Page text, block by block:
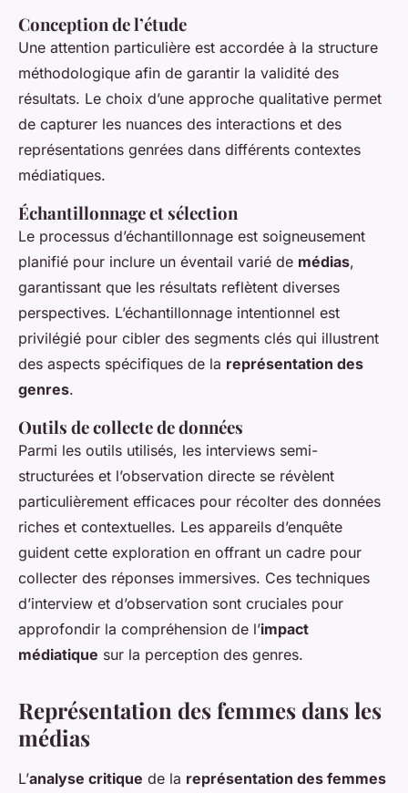
Conception de l’étude
Une attention particulière est accordée à la structure
méthodologique afin de garantir la validité des
résultats. Le choix d’une approche qualitative permet
de capturer les nuances des interactions et des
représentations genrées dans différents contextes
médiatiques.
Échantillonnage et sélection
Le processus d’échantillonnage est soigneusement
planifié pour inclure un éventail varié de médias,
garantissant que les résultats reflètent diverses
perspectives. L’échantillonnage intentionnel est
privilégié pour cibler des segments clés qui illustrent
des aspects spécifiques de la représentation des
genres.
Outils de collecte de données
Parmi les outils utilisés, les interviews semi-
structurées et l’observation directe se révèlent
particulièrement efficaces pour récolter des données
riches et contextuelles. Les appareils d’enquête
guident cette exploration en offrant un cadre pour
collecter des réponses immersives. Ces techniques
d’interview et d’observation sont cruciales pour
approfondir la compréhension de l’impact
médiatique sur la perception des genres.
Représentation des femmes dans les
médias
L’analyse critique de la représentation des femmes